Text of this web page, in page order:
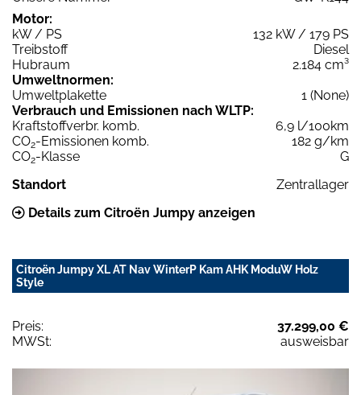
Motor:
kW / PS
132 kW / 179 PS
Treibstoff
Diesel
Hubraum
2.184 cm³
Umweltnormen:
Umweltplakette
1 (None)
Verbrauch und Emissionen nach WLTP:
Kraftstoffverbr. komb.
6,9 l/100km
CO2-Emissionen komb.
182 g/km
CO2-Klasse
G
Standort
Zentrallager
Details zum Citroën Jumpy anzeigen
Citroën Jumpy XL AT Nav WinterP Kam AHK ModuW Holz
Style
Preis:
37.299,00 €
MWSt:
ausweisbar